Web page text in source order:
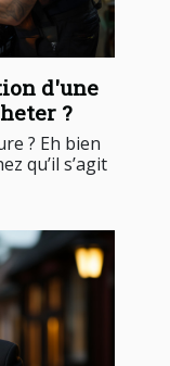
d'une
?
? Eh bien
qu’il s’agit